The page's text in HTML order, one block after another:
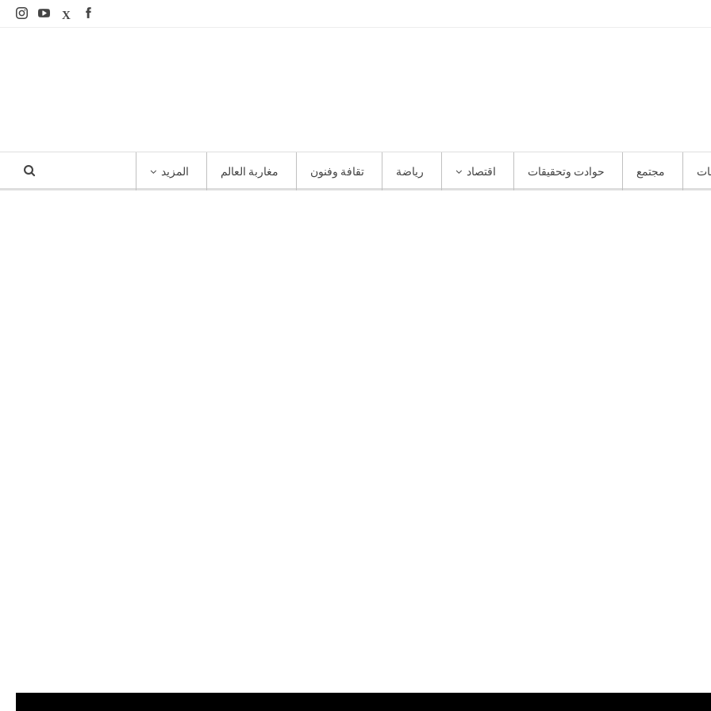
مجتمع حوادت وتحقيقات اقتصاد رياضة تقافة وفنون مغاربة العالم المزيد